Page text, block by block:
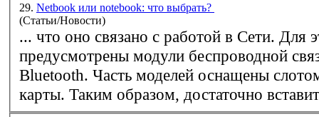
29. Netbook или notebook: что выбрать?
(Статьи/Новости)
... что оно связано с работой в Сети. Для
предусмотрены модули беспроводной
Bluetooth. Часть моделей оснащены слотом для SIM-
карты. Таким образом, достаточно